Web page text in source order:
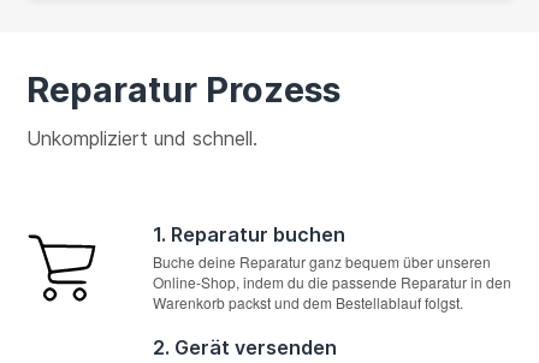
Reparatur Prozess
Unkompliziert und schnell.
1. Reparatur buchen
Buche deine Reparatur ganz bequem über unseren
Online-Shop, indem du die passende Reparatur in den
Warenkorb packst und dem Bestellablauf folgst.
2. Gerät versenden